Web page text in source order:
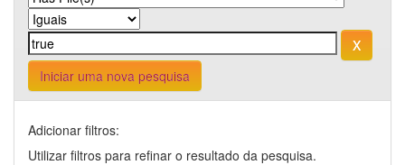
Iniciar uma nova pesquisa
Adicionar filtros:
Utilizar filtros para refinar o resultado da pesquisa.